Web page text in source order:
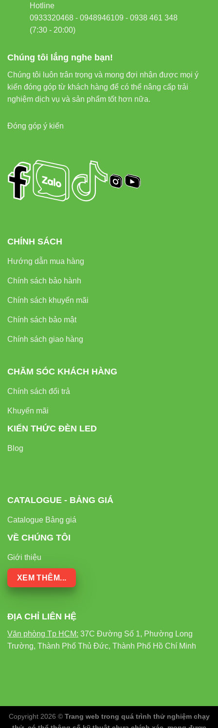
Chúng tôi lắng nghe bạn!
Chúng tôi luôn trân trọng và mong đợi nhận được mọi ý
kiến đóng góp từ khách hàng để có thể nâng cấp trải
nghiệm dịch vụ và sản phẩm tốt hơn nữa.
Đóng góp ý kiến
Hotline
0933320468 - 0948946109 - 0938 461 348
(7:30 - 20:00)
CHÍNH SÁCH
Hướng dẫn mua hàng
Chính sách bảo hành
Chính sách khuyến mãi
Chính sách bảo mật
Chính sách giao hàng
CHĂM SÓC KHÁCH HÀNG
Chính sách đổi trả
Khuyến mãi
KIẾN THỨC ĐÈN LED
Blog
CATALOGUE - BẢNG GIÁ
Catalogue Bảng giá
VỀ CHÚNG TÔI
Giới thiệu
XEM THÊM...
ĐỊA CHỈ LIÊN HỆ
Văn phòng Tp HCM: 37C Đường Số 1, Phường Long
Trường, Thành Phố Thủ Đức, Thành Phố Hồ Chí Minh
Copyright 2026 © Trang web trong quá trình thử nghiệm chạy